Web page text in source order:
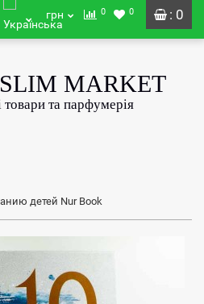
: 0
грн 0 0
детей Nur Book